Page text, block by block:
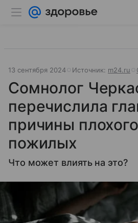
13 сентября 2024 Источник: m24.ru
Сомнолог
перечислила
причины
пожилых
Что может влиять на это?